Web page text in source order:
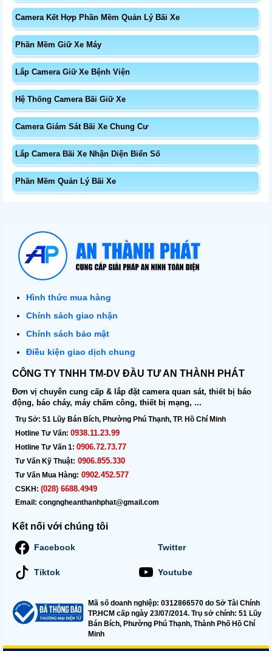
Camera Kết Hợp Phần Mềm Quản Lý Bãi Xe
Phần Mềm Giữ Xe Máy
Lắp Camera Giữ Xe Bệnh Viện
Hệ Thống Camera Bãi Giữ Xe
Camera Giám Sát Bãi Xe Chung Cư
Lắp Camera Bãi Xe Nhận Diện Biển Số
Phần Mềm Quản Lý Bãi Xe
Hình thức mua hàng
Chính sách giao nhận
Chính sách bảo mật
Điều kiện giao dịch chung
CÔNG TY TNHH TM-DV ĐẦU TƯ AN THÀNH PHÁT
Đơn vị chuyên cung cấp & lắp đặt camera quan sát, thiết bị báo
động, báo cháy, máy chấm công, thiết bị mạng, ...
Trụ Sở: 51 Lũy Bán Bích, Phường Phú Thạnh, TP. Hồ Chí Minh
Hotline Tư Vấn: 0938.11.23.99
Hotline Tư Vấn 1: 0906.72.73.77
Tư Vấn Kỹ Thuật: 0906.855.330
Tư Vấn Mua Hàng: 0902.452.577
CSKH: (028) 6688.4949
Email: congngheanthanhphat@gmail.com
Kết nối với chúng tôi
Facebook Twitter
Tiktok Youtube
Mã số doanh nghiệp: 0312866570 do Sở Tài Chính
TP.HCM cấp ngày 23/07/2014. Trụ sở chính: 51 Lũy
Bán Bích, Phường Phú Thạnh, Thành Phố Hồ Chí
Minh